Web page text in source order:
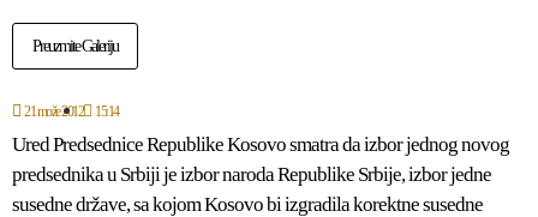
Preuzmite Galeriju
21 može 2012 15:14
Ured Predsednice Republike Kosovo smatra da izbor jednog novog
predsednika u Srbiji je izbor naroda Republike Srbije, izbor jedne
susedne države, sa kojom Kosovo bi izgradila korektne susedne